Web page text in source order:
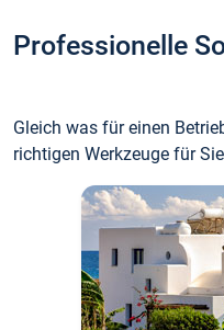
Professionelle
Gleich was für einen
richtigen Werkzeuge für Sie